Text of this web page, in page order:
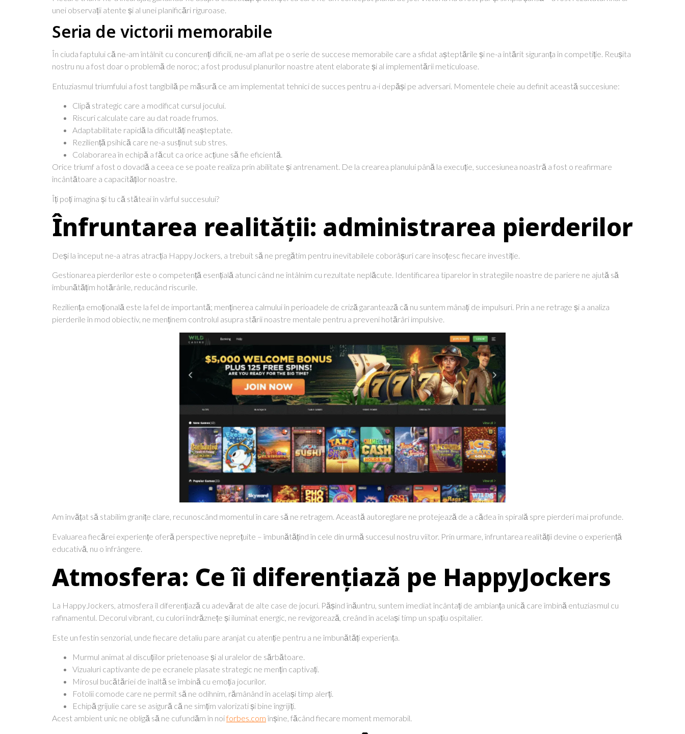
unei observații atente și al unei planificări riguroase.
Seria de victorii memorabile
În ciuda faptului că ne-am întâlnit cu concurenți dificili, ne-am aflat pe o serie de succese memorabile care a sfidat așteptările și ne-a întărit siguranța în competiție. Reușita
nostru nu a fost doar o problemă de noroc; a fost produsul planurilor noastre atent elaborate și al implementării meticuloase.
Entuziasmul triumfului a fost tangibilă pe măsură ce am implementat tehnici de succes pentru a-i depăși pe adversari. Momentele cheie au definit această succesiune:
Clipă strategic care a modificat cursul jocului.
Riscuri calculate care au dat roade frumos.
Adaptabilitate rapidă la dificultăți neașteptate.
Reziliență psihică care ne-a susținut sub stres.
Colaborarea în echipă a făcut ca orice acțiune să fie eficientă.
Orice triumf a fost o dovadă a ceea ce se poate realiza prin abilitate și antrenament. De la crearea planului până la execuție, succesiunea noastră a fost o reafirmare
încântătoare a capacităților noastre.
Îți poți imagina și tu că stăteai în vârful succesului?
Înfruntarea realității: administrarea pierderilor
Deși la început ne-a atras atracția HappyJockers, a trebuit să ne pregătim pentru inevitabilele coborâșuri care însoțesc fiecare investiție.
Gestionarea pierderilor este o competență esențială atunci când ne întâlnim cu rezultate neplăcute. Identificarea tiparelor în strategiile noastre de pariere ne ajută să
îmbunătățim hotărârile, reducând riscurile.
Reziliența emoțională este la fel de importantă; menținerea calmului în perioadele de criză garantează că nu suntem mânați de impulsuri. Prin a ne retrage și a analiza
pierderile în mod obiectiv, ne menținem controlul asupra stării noastre mentale pentru a preveni hotărâri impulsive.
Am învățat să stabilim granițe clare, recunoscând momentul în care să ne retragem. Această autoreglare ne protejează de a cădea în spirală spre pierderi mai profunde.
Evaluarea fiecărei experiențe oferă perspective neprețuite – îmbunătățind în cele din urmă succesul nostru viitor. Prin urmare, înfruntarea realității devine o experiență
educativă, nu o înfrângere.
Atmosfera: Ce îi diferențiază pe HappyJockers
La HappyJockers, atmosfera îl diferențiază cu adevărat de alte case de jocuri. Pășind înăuntru, suntem imediat încântați de ambianța unică care îmbină entuziasmul cu
rafinamentul. Decorul vibrant, cu culori îndrăznețe și iluminat energic, ne revigorează, creând în același timp un spațiu ospitalier.
Este un festin senzorial, unde fiecare detaliu pare aranjat cu atenție pentru a ne îmbunătăți experiența.
Murmul animat al discuțiilor prietenoase și al uralelor de sărbătoare.
Vizualuri captivante de pe ecranele plasate strategic ne mențin captivați.
Mirosul bucătăriei de înaltă se îmbină cu emoția jocurilor.
Fotolii comode care ne permit să ne odihnim, rămânând în același timp alerți.
Echipă grijulie care se asigură că ne simțim valorizati și bine îngrijiți.
Acest ambient unic ne obligă să ne cufundăm în noiforbes.com înșine, făcând fiecare moment memorabil.